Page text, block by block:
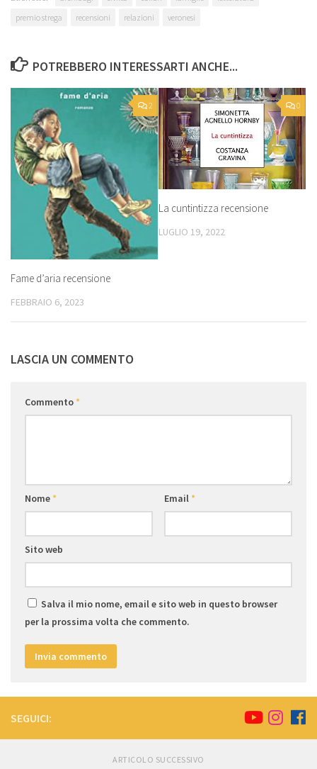
premio strega
recensioni relazioni veronesi
POTREBBERO INTERESSARTI ANCHE...
2
Fame d’aria recensione
FEBBRAIO 6, 2023
0
La cuntintizza recensione
LUGLIO 19, 2022
LASCIA UN COMMENTO
Commento*
Nome* Email*
Sito web
Salva il mio nome, email e sito web in questo browser
per la prossima volta che commento.
SEGUICI:
ARTICOLO SUCCESSIVO